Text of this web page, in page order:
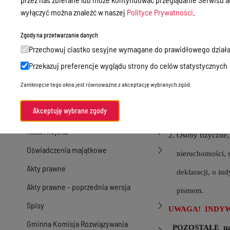
Ogłoszenia
Petycje
Nieodpłatna pomoc prawna
Rada Miejska
Oświadczenia majątkowe
Akty prawne
Akty prawne - poprzednia wersja
Spisy
Gminna Komisja Rozwiązywania
2024 r.dla
2. Osoby
nieruchomości,
deklaracji, o
pismem.
UWAGA!
POZOSTAŁE
wyłączyć można znaleźć w naszej Polityce Prywatności
Zgody na przetwarzanie danych
Przechowuj ciastko sesyjne wymagane do prawidłowego
Przekazuj preferencje wyglądu strony do celów statystycznych
Zamknięcie tego okna jest równoważne z akceptację wybranych zgód.
Akceptuję wybrane zgody